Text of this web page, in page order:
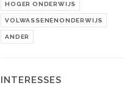
HOGER ONDERWIJS
VOLWASSENENONDERWIJS
ANDER
INTERESSES